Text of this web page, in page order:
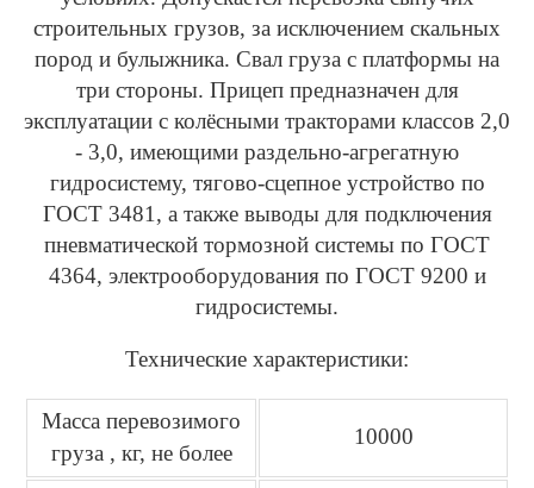
строительных грузов, за исключением скальных
пород и булыжника. Свал груза с платформы на
три стороны. Прицеп предназначен для
эксплуатации с колёсными тракторами классов 2,0
- 3,0, имеющими раздельно-агрегатную
гидросистему, тягово-сцепное устройство по
ГОСТ 3481, а также выводы для подключения
пневматической тормозной системы по ГОСТ
4364, электрооборудования по ГОСТ 9200 и
гидросистемы.
Технические характеристики:
Масса перевозимого
груза , кг, не более
10000